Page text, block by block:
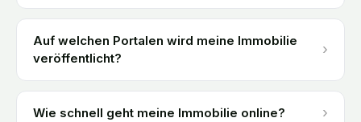
Auf welchen Portalen wird meine Immobilie
veröffentlicht?
›
Wie schnell geht meine Immobilie online? ›